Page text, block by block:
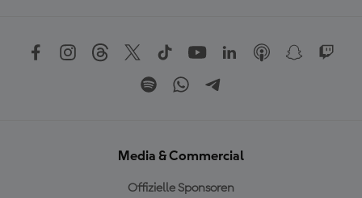
Media & Commercial
Offizielle Sponsoren